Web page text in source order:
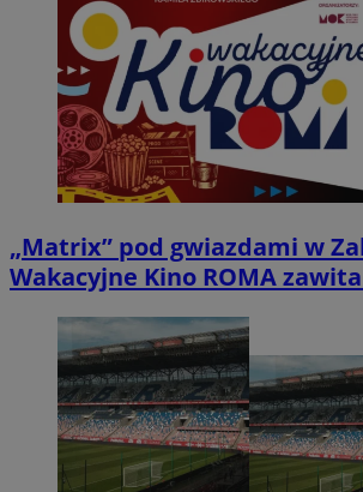
„Matrix” pod gwiazdami w
Wakacyjne Kino ROMA